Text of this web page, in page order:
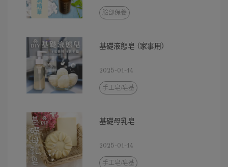
臉部保養
基礎液態皂 (家事用)
2025-01-14
手工皂/皂基
基礎母乳皂
2025-01-14
手工皂/皂基